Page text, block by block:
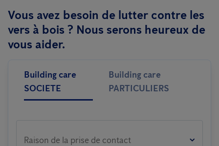
Vous avez besoin de lutter contre les
vers à bois ? Nous serons heureux de
vous aider.
Building care
SOCIETE
Building care
PARTICULIERS
Raison de la prise de contact